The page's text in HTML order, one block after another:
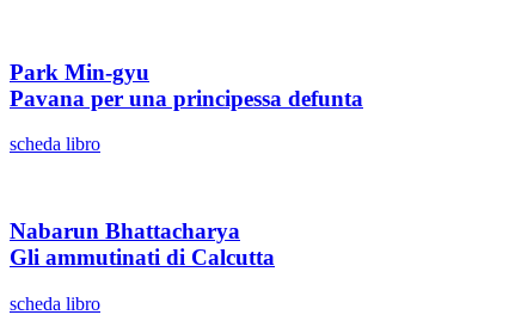
Park Min-gyu
Pavana per una principessa defunta
scheda libro
Nabarun Bhattacharya
Gli ammutinati di Calcutta
scheda libro